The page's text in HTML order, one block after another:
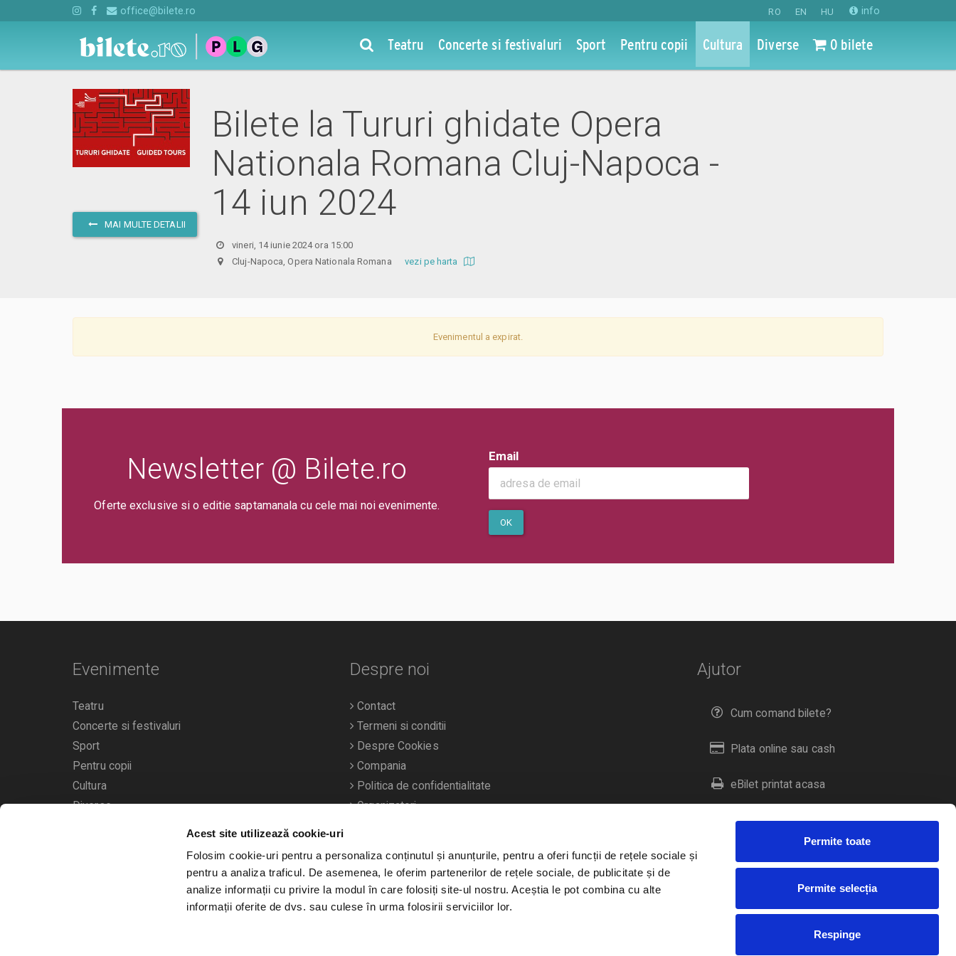
Acest site utilizează cookie-uri
Folosim cookie-uri pentru a personaliza conținutul și anunțurile, pentru a oferi funcții de rețele sociale și
pentru a analiza traficul. De asemenea, le oferim partenerilor de rețele sociale, de publicitate și de
analize informații cu privire la modul în care folosiți site-ul nostru. Aceștia le pot combina cu alte
informații oferite de dvs. sau culese în urma folosirii serviciilor lor.
Permite toate
Permite selecția
Respinge
RO EN HU info
office@bilete.ro
Teatru Concerte si festivaluri Sport Pentru copii Cultura Diverse 0 bilete
MAI MULTE DETALII
Bilete la Tururi ghidate Opera
Nationala Romana Cluj-Napoca -
14 iun 2024
vineri, 14 iunie 2024 ora 15:00
Cluj-Napoca, Opera Nationala Romanavezi pe harta
Evenimentul a expirat.
Newsletter @ Bilete.ro
Oferte exclusive si o editie saptamanala cu cele mai noi evenimente.
Email
OK
Ajutor
Cum comand bilete?
Plata online sau cash
eBilet printat acasa
Livrare prin curier
Duplicare bilete
Evenimente
Teatru
Concerte si festivaluri
Sport
Pentru copii
Cultura
Diverse
Calendarul evenimentelor
Despre noi
Contact
Termeni si conditii
Despre Cookies
Compania
Politica de confidentialitate
Organizatori